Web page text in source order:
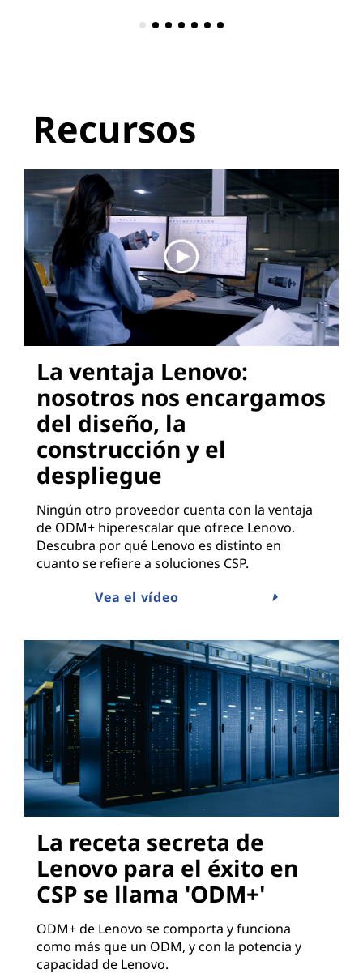
Recursos
La ventaja Lenovo:
nosotros nos encargamos
del diseño, la
construcción y el
despliegue
Ningún otro proveedor cuenta con la ventaja
de ODM+ hiperescalar que ofrece Lenovo.
Descubra por qué Lenovo es distinto en
cuanto se refiere a soluciones CSP.
Vea el vídeo
La receta secreta de
Lenovo para el éxito en
CSP se llama 'ODM+'
ODM+ de Lenovo se comporta y funciona
como más que un ODM, y con la potencia y
capacidad de Lenovo.